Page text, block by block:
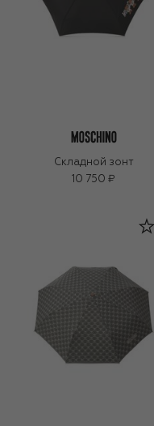
Складной зонт
10 750 ₽